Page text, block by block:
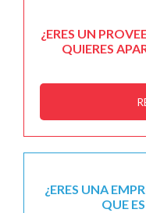
¿ERES UN
QUIERES
¿ERES UNA
QUE